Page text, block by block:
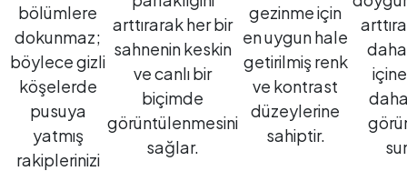
bölümlere
dokunmaz;
böylece gizli
köşelerde
pusuya
yatmış
rakiplerinizi
arttırarak her bir
sahnenin keskin
ve canlı bir
biçimde
görüntülenmesini
sağlar.
gezinme için
en uygun hale
getirilmiş renk
ve kontrast
düzeylerine
sahiptir.